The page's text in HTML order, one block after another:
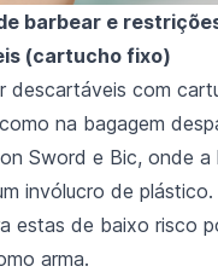
barbear e
(cartucho fixo)
descartáveis com
na bagagem
Sword e Bic, onde
invólucro de plástico.
estas de baixo risco
arma.